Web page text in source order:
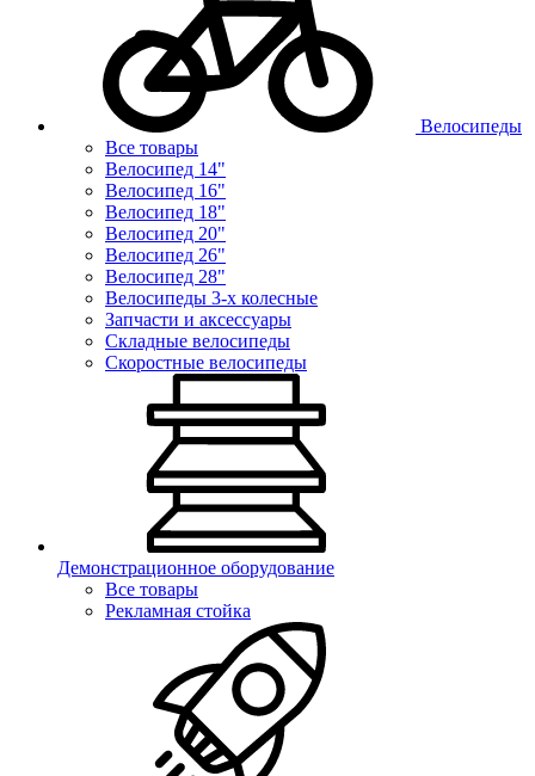
Велосипеды
Все товары
Велосипед 14"
Велосипед 16"
Велосипед 18"
Велосипед 20"
Велосипед 26"
Велосипед 28"
Велосипеды 3-х колесные
Запчасти и аксессуары
Складные велосипеды
Скоростные велосипеды
Демонстрационное оборудование
Все товары
Рекламная стойка